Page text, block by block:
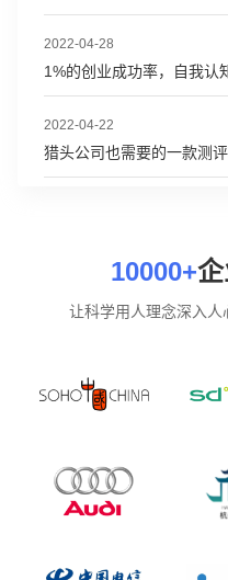
2022-04-28
1%的创业成功率，自我认
2022-04-22
猎头公司也需要的一款测
10000+
让科学用人理念深入